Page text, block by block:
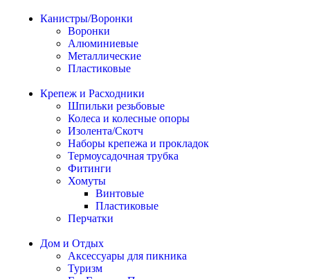
Канистры/Воронки
Воронки
Алюминиевые
Металлические
Пластиковые
Крепеж и Расходники
Шпильки резьбовые
Колеса и колесные опоры
Изолента/Скотч
Наборы крепежа и прокладок
Термоусадочная трубка
Фитинги
Хомуты
Винтовые
Пластиковые
Перчатки
Дом и Отдых
Аксессуары для пикника
Туризм